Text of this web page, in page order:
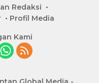
Redaksi
Profil Media
Kami